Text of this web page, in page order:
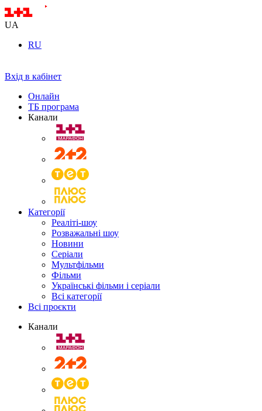
UA
RU
Вхід в кабінет
Онлайн
ТБ програма
Канали
Категорії
Реаліті-шоу
Розважальні шоу
Новини
Серіали
Мультфільми
Фільми
Українські фільми і серіали
Всі категорії
Всі проєкти
Канали